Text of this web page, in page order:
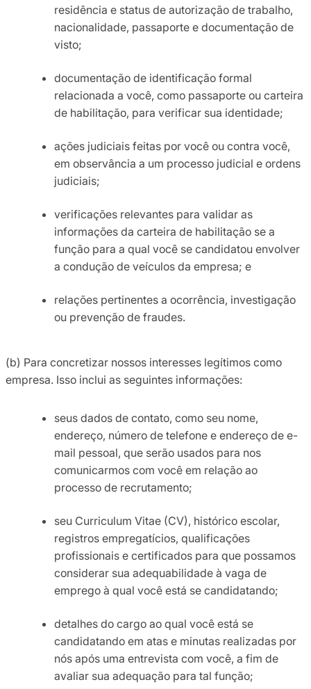
residência e status de autorização de trabalho,
nacionalidade, passaporte e documentação de
visto;
documentação de identificação formal
relacionada a você, como passaporte ou carteira
de habilitação, para verificar sua identidade;
ações judiciais feitas por você ou contra você,
em observância a um processo judicial e ordens
judiciais;
verificações relevantes para validar as
informações da carteira de habilitação se a
função para a qual você se candidatou envolver
a condução de veículos da empresa; e
relações pertinentes a ocorrência, investigação
ou prevenção de fraudes.
(b) Para concretizar nossos interesses legítimos como
empresa. Isso inclui as seguintes informações:
seus dados de contato, como seu nome,
endereço, número de telefone e endereço de e-
mail pessoal, que serão usados para nos
comunicarmos com você em relação ao
processo de recrutamento;
seu Curriculum Vitae (CV), histórico escolar,
registros empregatícios, qualificações
profissionais e certificados para que possamos
considerar sua adequabilidade à vaga de
emprego à qual você está se candidatando;
detalhes do cargo ao qual você está se
candidatando em atas e minutas realizadas por
nós após uma entrevista com você, a fim de
avaliar sua adequação para tal função;